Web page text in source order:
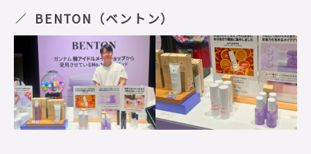
BENTON（ベントン）